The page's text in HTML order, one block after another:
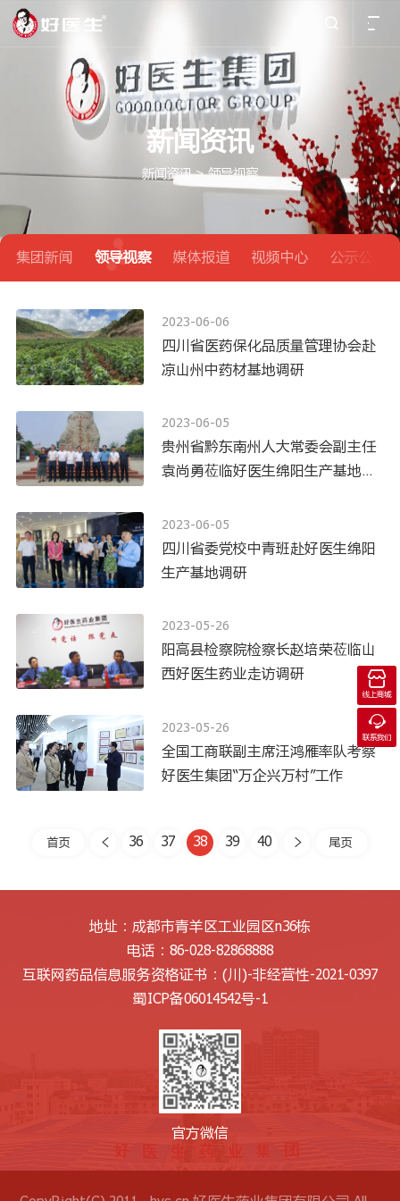

新闻资讯
新闻资讯>领导视察
集团新闻 领导视察 媒体报道 视频中心 公示公告
2023-06-06
四川省医药保化品质量管理协会赴
凉山州中药材基地调研
2023-06-05
贵州省黔东南州人大常委会副主任
袁尚勇莅临好医生绵阳生产基地考
2023-06-05
四川省委党校中青班赴好医生绵阳
生产基地调研
2023-05-26
阳高县检察院检察长赵培荣莅临山
西好医生药业走访调研
2023-05-26
全国工商联副主席汪鸿雁率队考察
好医生集团“万企兴万村”工作
首页  36 37 38 39 40  尾页
地址：成都市青羊区工业园区n36栋
电话：86-028-82868888
互联网药品信息服务资格证书： (川)-非经营性-2021-0397
蜀ICP备06014542号-1
官方微信

线上商城

联系我们